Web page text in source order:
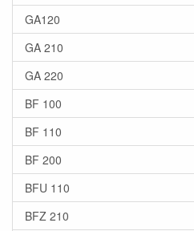
GA120
GA 210
GA 220
BF 100
BF 110
BF 200
BFU 110
BFZ 210